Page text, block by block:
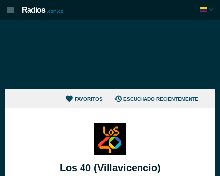
Radios .com.co
FAVORITOS ESCUCHADO RECIENTEMENTE
Los 40 (Villavicencio)